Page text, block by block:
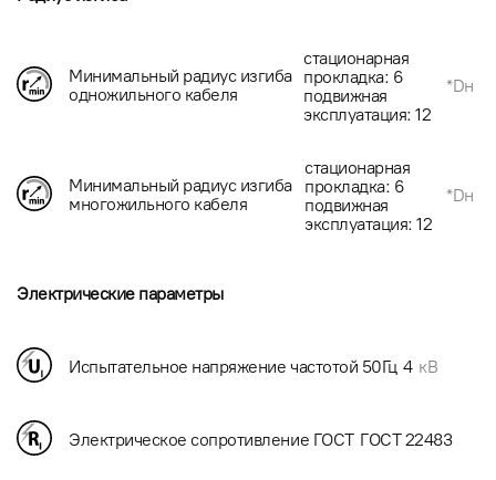
Минимальный радиус изгиба
одножильного кабеля
стационарная
прокладка: 6
подвижная
эксплуатация: 12
*Dн
Минимальный радиус изгиба
многожильного кабеля
стационарная
прокладка: 6
подвижная
эксплуатация: 12
*Dн
Электрические параметры
Испытательное напряжение частотой 50Гц 4 кВ
Электрическое сопротивление ГОСТ ГОСТ 22483